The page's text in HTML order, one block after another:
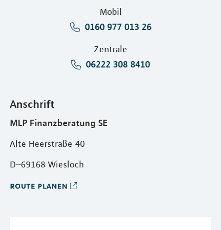
Mobil
0160 977 013 26
Zentrale
06222 308 8410
Anschrift
MLP Finanzberatung SE
Alte Heerstraße 40
D–69168 Wiesloch
route planen